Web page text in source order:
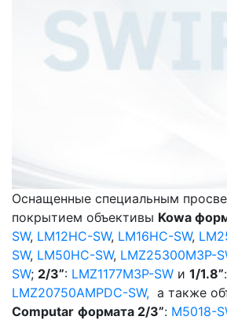
Оснащенные специальным
покрытием объективы Kowa
SW, LM12HC-SW, LM16HC-SW,
SW, LM50HC-SW, LMZ25300M3P-
SW; 2/3”: LMZ1177M3P-SW и 1/1.8”:
LMZ20750AMPDC-SW, а также
Сomputar формата 2/3”: M5018-